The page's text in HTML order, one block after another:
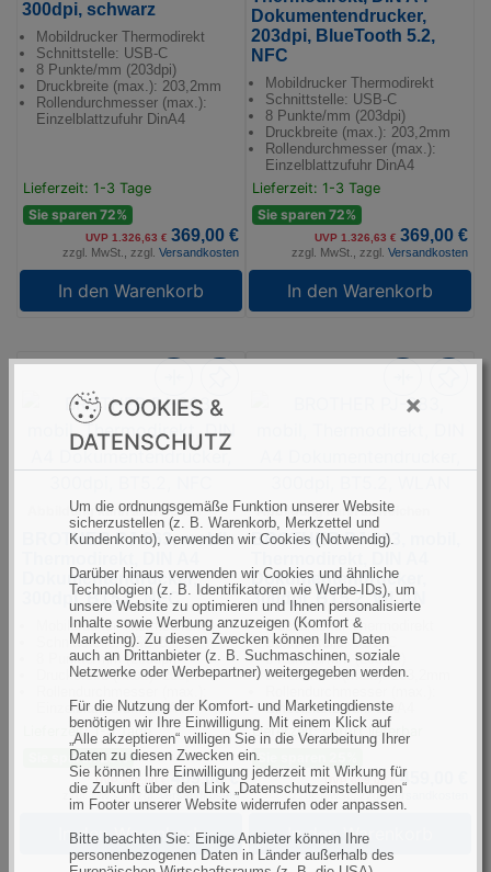
COOKIES &
DATENSCHUTZ
×
Um die ordnungsgemäße Funktion unserer Website
sicherzustellen (z. B. Warenkorb, Merkzettel und
Kundenkonto), verwenden wir Cookies (Notwendig).
Darüber hinaus verwenden wir Cookies und ähnliche
Technologien (z. B. Identifikatoren wie Werbe-IDs), um
unsere Website zu optimieren und Ihnen personalisierte
Inhalte sowie Werbung anzuzeigen (Komfort &
Marketing). Zu diesen Zwecken können Ihre Daten
auch an Drittanbieter (z. B. Suchmaschinen, soziale
Netzwerke oder Werbepartner) weitergegeben werden.
Für die Nutzung der Komfort- und Marketingdienste
benötigen wir Ihre Einwilligung. Mit einem Klick auf
„Alle akzeptieren“ willigen Sie in die Verarbeitung Ihrer
Daten zu diesen Zwecken ein.
Sie können Ihre Einwilligung jederzeit mit Wirkung für
die Zukunft über den Link „Datenschutzeinstellungen“
im Footer unserer Website widerrufen oder anpassen.
Bitte beachten Sie: Einige Anbieter können Ihre
personenbezogenen Daten in Länder außerhalb des
300dpi, schwarz
Mobildrucker Thermodirekt
Schnittstelle: USB-C
8 Punkte/mm (203dpi)
Druckbreite (max.): 203,2mm
Rollendurchmesser (max.):
Einzelblattzufuhr DinA4
Lieferzeit: 1-3 Tage
Sie sparen 72%
UVP 1.326,63 € 369,00 €
zzgl. MwSt., zzgl. Versandkosten
In den Warenkorb
Dokumentendrucker,
203dpi, BlueTooth 5.2,
NFC
Mobildrucker Thermodirekt
Schnittstelle: USB-C
8 Punkte/mm (203dpi)
Druckbreite (max.): 203,2mm
Rollendurchmesser (max.):
Einzelblattzufuhr DinA4
Lieferzeit: 1-3 Tage
Sie sparen 72%
UVP 1.326,63 € 369,00 €
zzgl. MwSt., zzgl. Versandkosten
In den Warenkorb
Abbildung kann abweichen
BROTHER PJ-863, mobil,
Dokumentendrucker,
300dpi, BT5.2, NFC
Mobildrucker Thermodirekt
Schnittstelle: USB-C
8 Punkte/mm (203dpi)
Druckbreite (max.): 203,2mm
Einzelblattzufuhr DinA4
Lieferzeit: 1-3 Tage
Sie sparen 25%
UVP 542,00 € 409,00 €
zzgl. MwSt., zzgl.Versandkosten
In den Warenkorb
Abbildung kann abweichen
BROTHER PJ-883, mobil,
Dokumentendrucker,
300dpi, BT5.2, WLAN
Mobildrucker Thermodirekt
Schnittstelle: USB-C
8 Punkte/mm (203dpi)
Druckbreite (max.): 203,2mm
Einzelblattzufuhr DinA4
Lieferzeit: sofort lieferbar
Sie sparen 25%
UVP 609,00 €459,00 €
zzgl. MwSt., zzgl.Versandkosten
In den Warenkorb